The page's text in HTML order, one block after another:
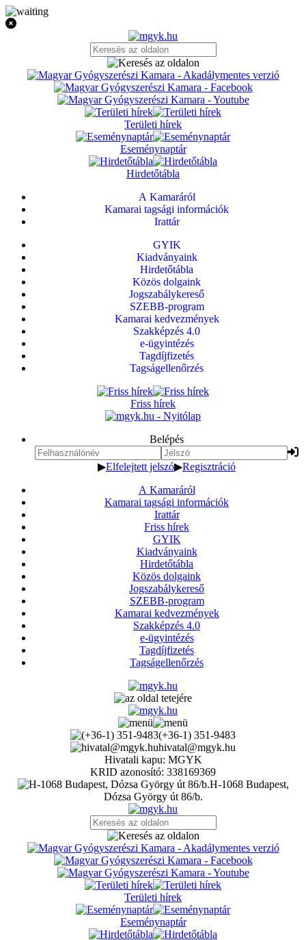
Területi hírek
Eseménynaptár
Hirdetőtábla
A Kamaráról
Kamarai tagsági információk
Irattár
GYIK
Kiadványaink
Hirdetőtábla
Közös dolgaink
Jogszabálykereső
SZEBB-program
Kamarai kedvezmények
Szakképzés 4.0
e-ügyintézés
Tagdíjfizetés
Tagságellenőrzés
Friss hírek
Belépés
▶Elfelejtett jelszó▶Regisztráció
A Kamaráról
Kamarai tagsági információk
Irattár
Friss hírek
GYIK
Kiadványaink
Hirdetőtábla
Közös dolgaink
Jogszabálykereső
SZEBB-program
Kamarai kedvezmények
Szakképzés 4.0
e-ügyintézés
Tagdíjfizetés
Tagságellenőrzés
(+36-1) 351-9483
hivatal@mgyk.hu
Hivatali kapu: MGYK
KRID azonosító: 338169369
H-1068 Budapest,
Dózsa György út 86/b.
Területi hírek
Eseménynaptár